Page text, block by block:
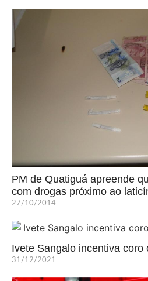
PM de Quatiguá apreende
com drogas próximo ao
27/10/2014
Ivete Sangalo incentiva coro
31/12/2021